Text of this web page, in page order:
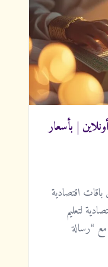
| بأسعار
باقات اقتصادية
لتعليم
“رسالة